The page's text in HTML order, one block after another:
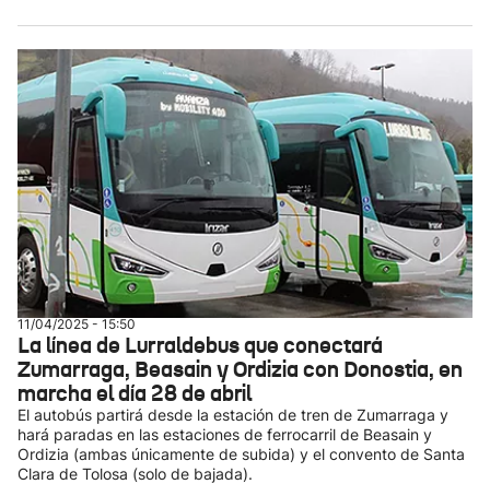
11/04/2025 - 15:50
La línea de Lurraldebus que conectará
Zumarraga, Beasain y Ordizia con Donostia, en
marcha el día 28 de abril
El autobús partirá desde la estación de tren de Zumarraga y
hará paradas en las estaciones de ferrocarril de Beasain y
Ordizia (ambas únicamente de subida) y el convento de Santa
Clara de Tolosa (solo de bajada).